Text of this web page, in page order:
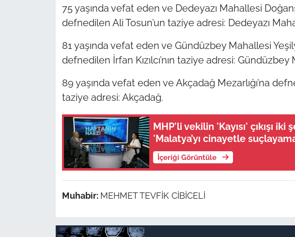
75 yaşında vefat eden ve Dedeyazı Mahallesi
defnedilen Ali Tosun’un taziye adresi: Dedeyazı
81 yaşında vefat eden ve Gündüzbey Mahallesi
defnedilen İrfan Kızılcı’nın taziye adresi:
89 yaşında vefat eden ve Akçadağ Mezarlığı’na
taziye adresi: Akçadağ.
MHP'li vekilin 'Kayısı' çıkışı iki
'Malatya’yı cinayetle
İçeriği Görüntüle
Muhabir: MEHMET TEVFİK CİBİCELİ